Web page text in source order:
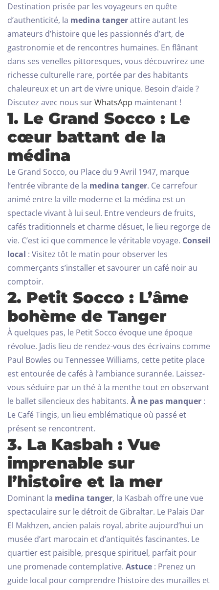
Destination prisée par les voyageurs en quête
d’authenticité, la medina tangerattire autant les
amateurs d’histoire que les passionnés d’art, de
gastronomie et de rencontres humaines. En flânant
dans ses venelles pittoresques, vous découvrirez une
richesse culturelle rare, portée par des habitants
chaleureux et un art de vivre unique. Besoin d’aide ?
Discutez avec nous surWhatsApp maintenant !
1. Le Grand Socco : Le
cœur battant de la
médina
Le Grand Socco, ou Place du 9 Avril 1947, marque
l’entrée vibrante de la medina tanger. Ce carrefour
animé entre la ville moderne et la médina est un
spectacle vivant à lui seul. Entre vendeurs de fruits,
cafés traditionnels et charme désuet, le lieu regorge de
vie. C’est ici que commence le véritable voyage. Conseil
local : Visitez tôt le matin pour observer les
commerçants s’installer et savourer un café noir au
comptoir.
2. Petit Socco : L’âme
bohème de Tanger
À quelques pas, le Petit Socco évoque une époque
révolue. Jadis lieu de rendez-vous des écrivains comme
Paul Bowles ou Tennessee Williams, cette petite place
est entourée de cafés à l’ambiance surannée. Laissez-
vous séduire par un thé à la menthe tout en observant
le ballet silencieux des habitants. À ne pas manquer :
Le Café Tingis, un lieu emblématique où passé et
présent se rencontrent.
3. La Kasbah : Vue
imprenable sur
l’histoire et la mer
Dominant la medina tanger, la Kasbah offre une vue
spectaculaire sur le détroit de Gibraltar. Le Palais Dar
El Makhzen, ancien palais royal, abrite aujourd’hui un
musée d’art marocain et d’antiquités fascinantes. Le
quartier est paisible, presque spirituel, parfait pour
une promenade contemplative. Astuce : Prenez un
guide local pour comprendre l’histoire des murailles et